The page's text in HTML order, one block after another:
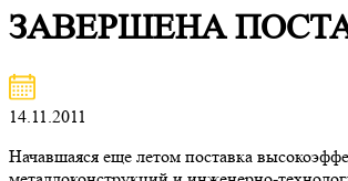
ЗАВЕРШЕНА
14.11.2011
Начавшаяся еще летом поставка